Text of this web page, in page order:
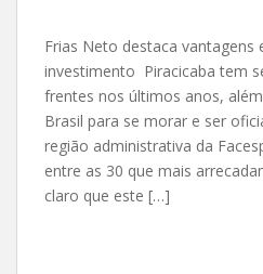
Frias Neto destaca vantagens
investimento Piracicaba tem
frentes nos últimos anos,
Brasil para se morar e ser
região administrativa da
entre as 30 que mais
claro que este […]